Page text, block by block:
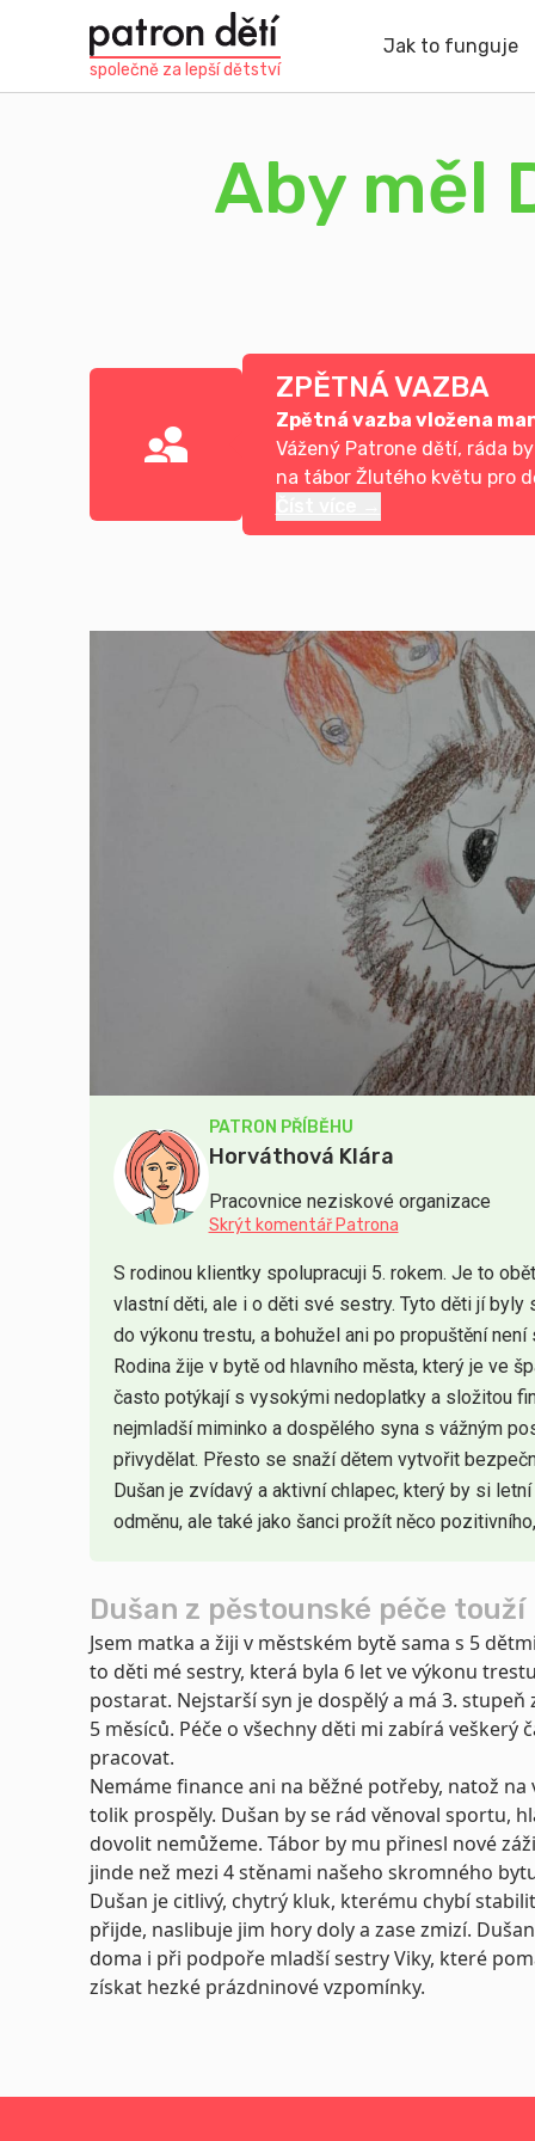
obsahu
společně za lepší dětství
Jak to funguje
Aby měl
ZPĚTNÁ VAZBA
Zpětná vazba vložena
Vážený Patrone dětí, ráda
na tábor Žlutého květu pro
PATRON PŘÍBĚHU
Horváthová Klára
Pracovnice neziskové organizace
Skrýt komentář Patrona
S rodinou klientky spolupracuji 5. rokem. Je to
vlastní děti, ale i o děti své sestry. Tyto děti jí byly
do výkonu trestu, a bohužel ani po propuštění
Rodina žije v bytě od hlavního města, který je ve
často potýkají s vysokými nedoplatky a složitou
nejmladší miminko a dospělého syna s vážným
přivydělat. Přesto se snaží dětem vytvořit
Dušan je zvídavý a aktivní chlapec, který by si
odměnu, ale také jako šanci prožít něco
Dušan z pěstounské péče
Jsem matka a žiji v městském bytě sama s 5
to děti mé sestry, která byla 6 let ve výkonu
postarat. Nejstarší syn je dospělý a má 3.
5 měsíců. Péče o všechny děti mi zabírá
pracovat.
Nemáme finance ani na běžné potřeby, natož
tolik prospěly. Dušan by se rád věnoval sportu,
dovolit nemůžeme. Tábor by mu přinesl nové
jinde než mezi 4 stěnami našeho skromného
Dušan je citlivý, chytrý kluk, kterému chybí
přijde, naslibuje jim hory doly a zase zmizí.
doma i při podpoře mladší sestry Viky, které
získat hezké prázdninové vzpomínky.